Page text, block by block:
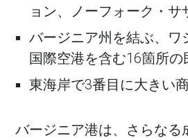
ョン、ノーフォーク・サ
バージニア州を結ぶ、ワ
国際空港を含む16箇所の
東海岸で3番目に大きい
バージニア港は、さらなる